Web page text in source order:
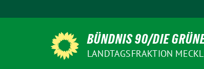
zum
BÜNDNIS 90/DIE
LANDTAGSFRAKTION